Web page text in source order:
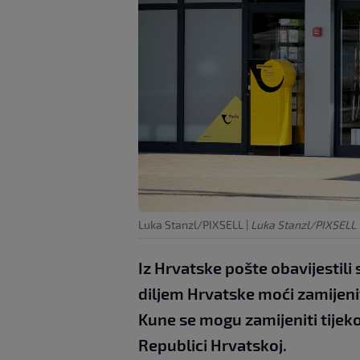
Luka Stanzl/PIXSELL | Luka Stanzl/PIXSELL
Iz Hrvatske pošte obavijestili
diljem Hrvatske moći
Kune se mogu zamijeniti
Republici Hrvatskoj.